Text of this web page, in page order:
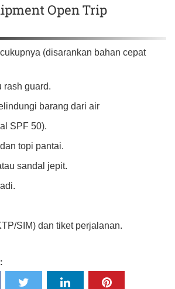
Open Trip
(disarankan bahan cepat
rash guard.
barang dari air
SPF 50).
topi pantai.
sandal jepit.
SIM) dan tiket perjalanan.